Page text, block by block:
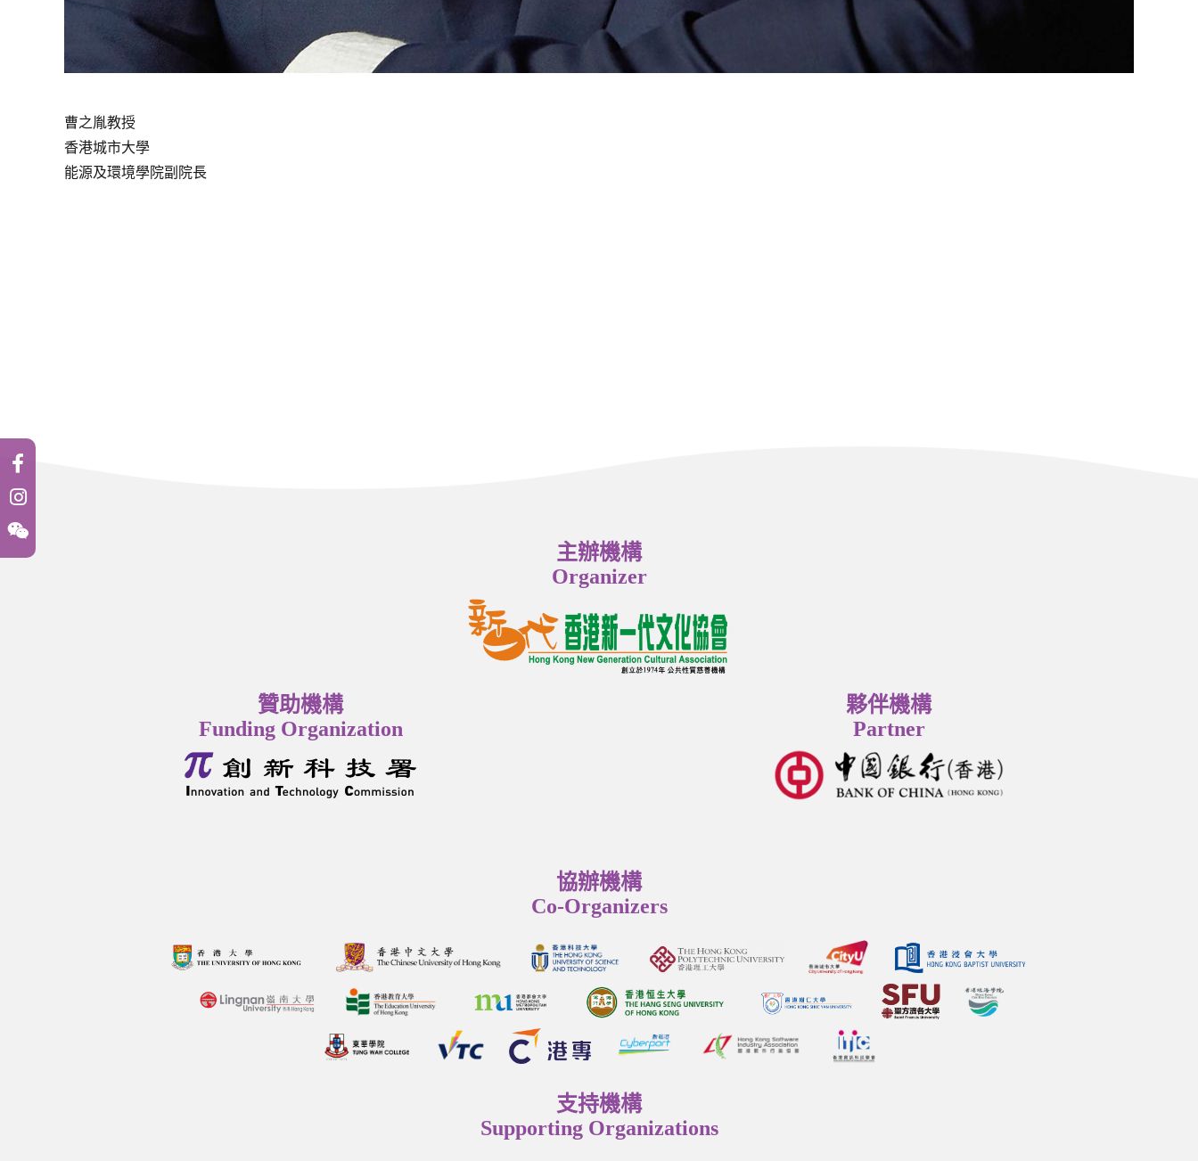
曹之胤教授
香港城市大學
能源及環境學院副院長
主辦機構
Organizer
贊助機構
Funding Organization
夥伴機構
Partner
協辦機構
Co-Organizers
支持機構
Supporting Organizations